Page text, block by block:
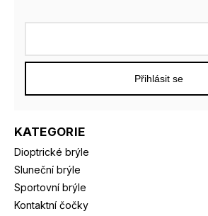
KATEGORIE
Dioptrické brýle
Sluneční brýle
Sportovní brýle
Kontaktní čočky
Přihlásit se